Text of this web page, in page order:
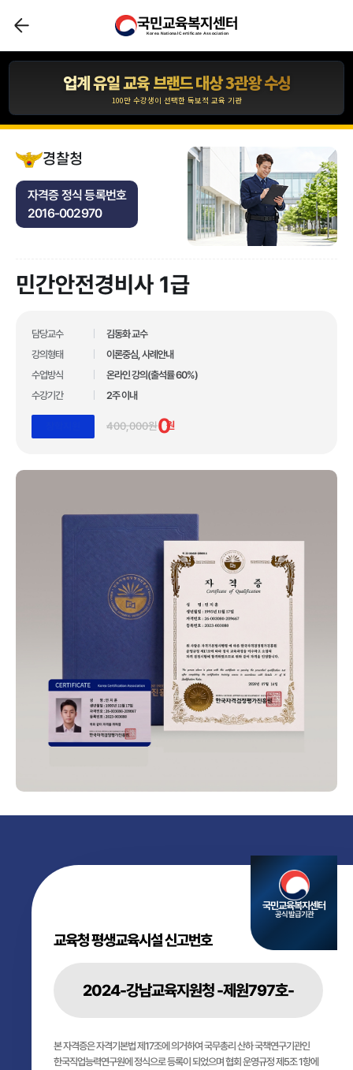
국민교육복지센터
Korea National Certificate Association
압도적인 합격자 수 1,110,211건 입니다.
*자사 사이트 내 합격후기 글 수 기준
업계 유일 교육 브랜드 대상 3관왕 수상
100만 수강생이 선택한 독보적 교육 기관
합격자 수 1위 국민교육복지센터
10년간 아무도 깨지 못한 기록!
압도적인 합격자 수 1,110,211건 입니다.
*자사 사이트 내 합격후기 글 수 기준
업계 유일 교육 브랜드 대상 3관왕 수상
업계 유일 교육 브랜드 대상 3관왕 수상
합격자 수 1위 국민교육복지센터
10년간 아무도 깨지 못한 기록!
압도적인 합격자 수 1,110,211건 입니다.
*자사 사이트 내 합격후기 글 수 기준
업계 유일 교육 브랜드 대상 3관왕 수상
경찰청
자격증 정식 등록번호
2016-002970
민간안전경비사 1급
담당교수
김동화 교수
강의형태
이론중심, 사례안내
수업방식
온라인 강의(출석률 60%)
수강기간
2주 이내
400,000원0원
국민교육복지센터
공식 발급기관
교육청 평생교육시설 신고번호
2024-강남교육지원청 -제원797호-
본 자격증은 자격기본법 제17조에 의거하여 국무총리 산하 국책연구기관인
한국직업능력연구원에 정식으로 등록이 되었으며 협회 운영규정 제5조 1항에